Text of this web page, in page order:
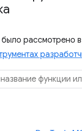
рассмотрено